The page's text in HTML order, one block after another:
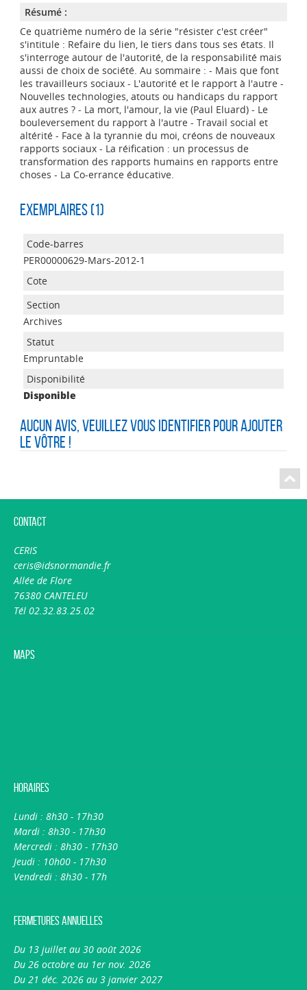
Résumé :
Ce quatrième numéro de la série "résister c'est créer"
s'intitule : Refaire du lien, le tiers dans tous ses états. Il
s'interroge autour de l'autorité, de la responsabilité mais
aussi de choix de société. Au sommaire : - Mais que font
les travailleurs sociaux - L'autorité et le rapport à l'autre -
Nouvelles technologies, atouts ou handicaps du rapport
aux autres ? - La mort, l'amour, la vie (Paul Eluard) - Le
bouleversement du rapport à l'autre - Travail social et
altérité - Face à la tyrannie du moi, créons de nouveaux
rapports sociaux - La réification : un processus de
transformation des rapports humains en rapports entre
choses - La Co-errance éducative.
Exemplaires (1)
PER00000629-Mars-2012-1
Archives
Empruntable
Disponible
Aucun avis, veuillez vous identifier pour ajouter
le vôtre !
Contact
CERIS
ceris@idsnormandie.fr
Allée de Flore
76380 CANTELEU
Tél 02.32.83.25.02
Maps
Horaires
Lundi : 8h30 - 17h30
Mardi : 8h30 - 17h30
Mercredi : 8h30 - 17h30
Jeudi : 10h00 - 17h30
Vendredi : 8h30 - 17h
Fermetures annuelles
Du 13 juillet au 30 août 2026
Du 26 octobre au 1er nov. 2026
Du 21 déc. 2026 au 3 janvier 2027